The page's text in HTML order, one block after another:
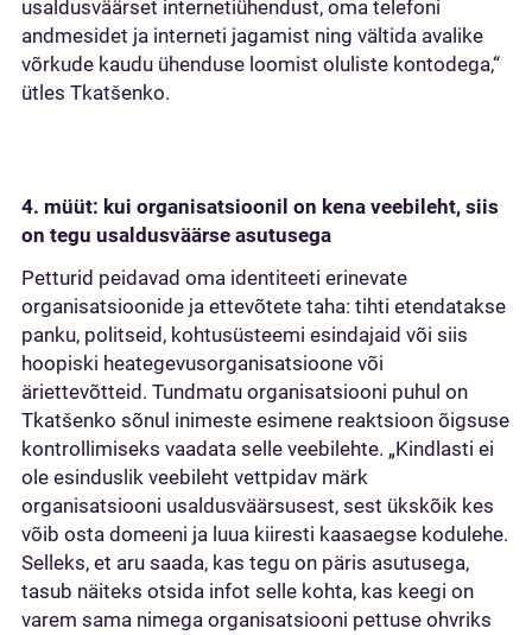
usaldusväärset internetiühendust, oma telefoni
andmesidet ja interneti jagamist ning vältida avalike
võrkude kaudu ühenduse loomist oluliste kontodega,“
ütles Tkatšenko.
4. müüt: kui organisatsioonil on kena veebileht, siis
on tegu usaldusväärse asutusega
Petturid peidavad oma identiteeti erinevate
organisatsioonide ja ettevõtete taha: tihti etendatakse
panku, politseid, kohtusüsteemi esindajaid või siis
hoopiski heategevusorganisatsioone või
äriettevõtteid. Tundmatu organisatsiooni puhul on
Tkatšenko sõnul inimeste esimene reaktsioon õigsuse
kontrollimiseks vaadata selle veebilehte. „Kindlasti ei
ole esinduslik veebileht vettpidav märk
organisatsiooni usaldusväärsusest, sest ükskõik kes
võib osta domeeni ja luua kiiresti kaasaegse kodulehe.
Selleks, et aru saada, kas tegu on päris asutusega,
tasub näiteks otsida infot selle kohta, kas keegi on
varem sama nimega organisatsiooni pettuse ohvriks